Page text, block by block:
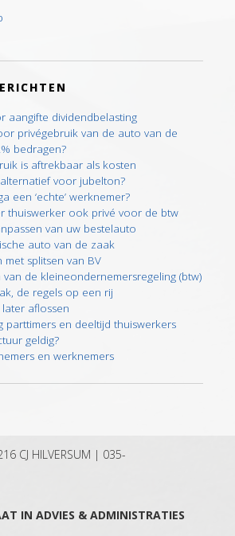
aangifte dividendbelasting
privégebruik van de auto van de
bedragen?
is aftrekbaar als kosten
voor jubelton?
een ‘echte’ werknemer?
thuiswerker ook privé voor de btw
van uw bestelauto
auto van de zaak
met splitsen van BV
de kleineondernemersregeling (btw)
de regels op een rij
aflossen
parttimers en deeltijd thuiswerkers
geldig?
en werknemers
CJ HILVERSUM | 035-
IN ADVIES & ADMINISTRATIES